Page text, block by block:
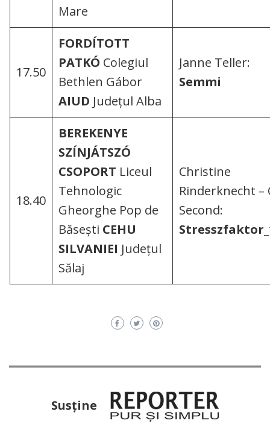
Mare
17.50
FORDÍTOTT
PATKÓ Colegiul
Bethlen Gábor
AIUD Județul Alba
Janne Teller:
Semmi
18.40
BEREKENYE
SZÍNJÁTSZÓ
CSOPORT Liceul
Tehnologic
Gheorghe Pop de
Băseşti CEHU
SILVANIEI Județul
Sălaj
Christine
Rinderknecht –
Second:
Susţine